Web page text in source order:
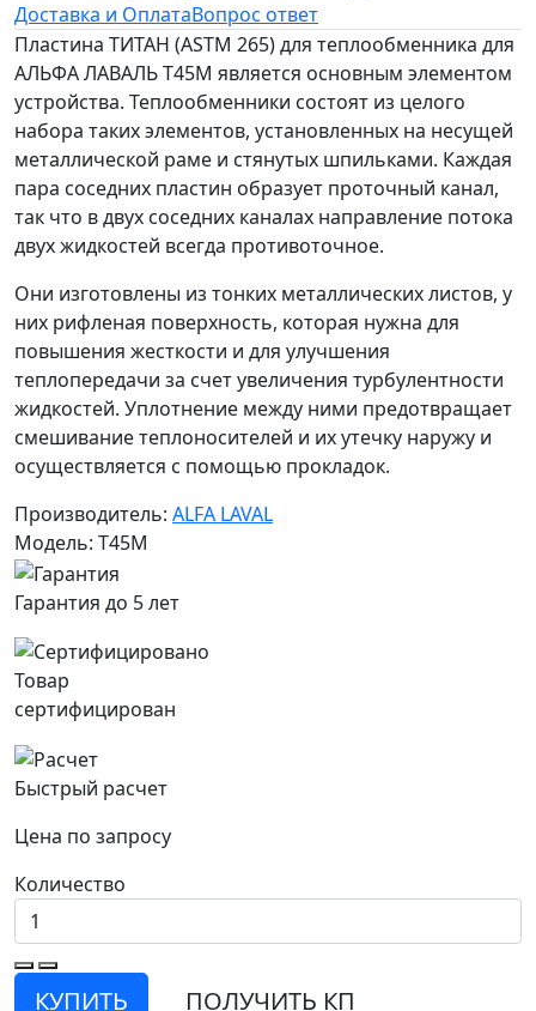
Доставка и ОплатаВопрос ответ
Пластина ТИТАН (ASTM 265) для теплообменника для
АЛЬФА ЛАВАЛЬ T45M является основным элементом
устройства. Теплообменники состоят из целого
набора таких элементов, установленных на несущей
металлической раме и стянутых шпильками. Каждая
пара соседних пластин образует проточный канал,
так что в двух соседних каналах направление потока
двух жидкостей всегда противоточное.
Они изготовлены из тонких металлических листов, у
них рифленая поверхность, которая нужна для
повышения жесткости и для улучшения
теплопередачи за счет увеличения турбулентности
жидкостей. Уплотнение между ними предотвращает
смешивание теплоносителей и их утечку наружу и
осуществляется с помощью прокладок.
Производитель: ALFA LAVAL
Модель: T45M
Гарантия до 5 лет
Товар
сертифицирован
Быстрый расчет
Цена по запросу
Количество
КУПИТЬ ПОЛУЧИТЬ КП